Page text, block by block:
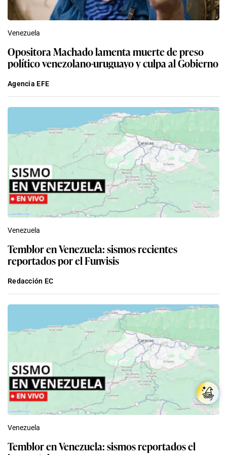
Venezuela
Opositora Machado lamenta muerte de preso
político venezolano-uruguayo y culpa al Gobierno
Agencia EFE
Venezuela
Temblor en Venezuela: sismos recientes
reportados por el Funvisis
Redacción EC
Venezuela
Temblor en Venezuela: sismos reportados el